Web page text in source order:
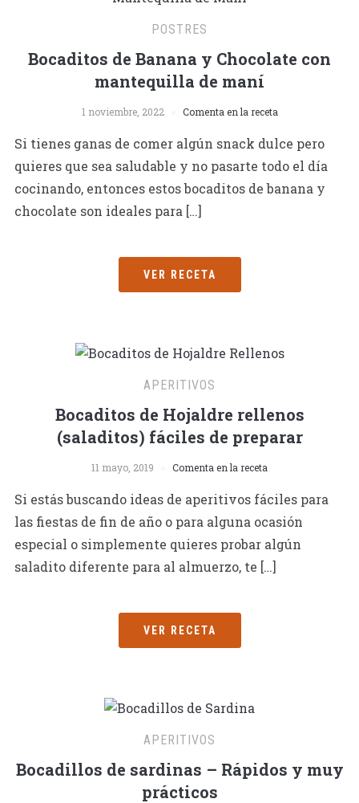
POSTRES
Bocaditos de Banana y Chocolate con
mantequilla de maní
1 noviembre, 2022 Comenta en la receta
Si tienes ganas de comer algún snack dulce pero
quieres que sea saludable y no pasarte todo el día
cocinando, entonces estos bocaditos de banana y
chocolate son ideales para […]
VER RECETA
APERITIVOS
Bocaditos de Hojaldre rellenos
(saladitos) fáciles de preparar
11 mayo, 2019 Comenta en la receta
Si estás buscando ideas de aperitivos fáciles para
las fiestas de fin de año o para alguna ocasión
especial o simplemente quieres probar algún
saladito diferente para al almuerzo, te […]
VER RECETA
APERITIVOS
Bocadillos de sardinas – Rápidos y muy
prácticos